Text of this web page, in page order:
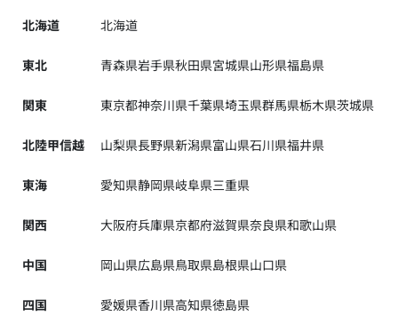
北海道 北海道
東北 青森県岩手県秋田県宮城県山形県福島県
関東 東京都神奈川県千葉県埼玉県群馬県栃木県茨城県
北陸甲信越 山梨県長野県新潟県富山県石川県福井県
東海 愛知県静岡県岐阜県三重県
関西 大阪府兵庫県京都府滋賀県奈良県和歌山県
中国 岡山県広島県鳥取県島根県山口県
四国 愛媛県香川県高知県徳島県